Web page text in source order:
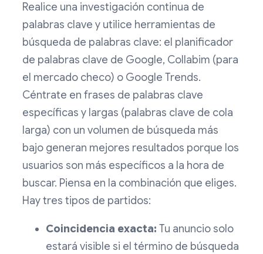
Realice una investigación continua de
palabras clave y utilice herramientas de
búsqueda de palabras clave: el planificador
de palabras clave de Google, Collabim (para
el mercado checo) o Google Trends.
Céntrate en frases de palabras clave
específicas y largas (palabras clave de cola
larga) con un volumen de búsqueda más
bajo generan mejores resultados porque los
usuarios son más específicos a la hora de
buscar. Piensa en la combinación que eliges.
Hay tres tipos de partidos:
Coincidencia exacta: Tu anuncio solo
estará visible si el término de búsqueda